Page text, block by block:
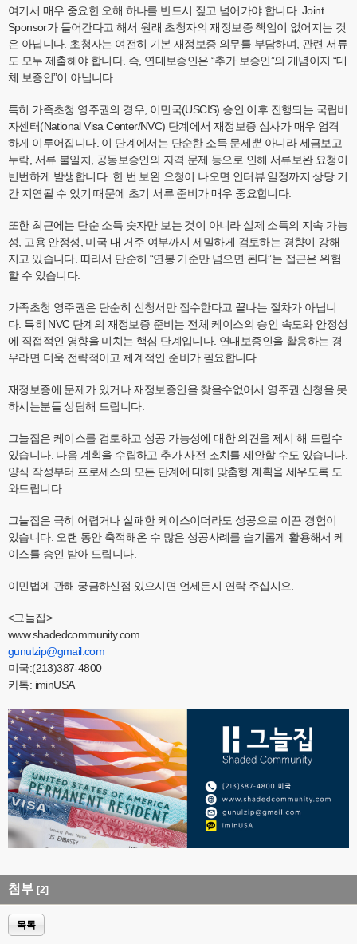
여기서 매우 중요한 오해 하나를 반드시 짚고 넘어가야 합니다. Joint
Sponsor가 들어간다고 해서 원래 초청자의 재정보증 책임이 없어지는 것
은 아닙니다. 초청자는 여전히 기본 재정보증 의무를 부담하며, 관련 서류
도 모두 제출해야 합니다. 즉, 연대보증인은 “추가 보증인”의 개념이지 “대
체 보증인”이 아닙니다.
특히 가족초청 영주권의 경우, 이민국(USCIS) 승인 이후 진행되는 국립비
자센터(National Visa Center/NVC) 단계에서 재정보증 심사가 매우 엄격
하게 이루어집니다. 이 단계에서는 단순한 소득 문제뿐 아니라 세금보고
누락, 서류 불일치, 공동보증인의 자격 문제 등으로 인해 서류보완 요청이
빈번하게 발생합니다. 한 번 보완 요청이 나오면 인터뷰 일정까지 상당 기
간 지연될 수 있기 때문에 초기 서류 준비가 매우 중요합니다.
또한 최근에는 단순 소득 숫자만 보는 것이 아니라 실제 소득의 지속 가능
성, 고용 안정성, 미국 내 거주 여부까지 세밀하게 검토하는 경향이 강해
지고 있습니다. 따라서 단순히 “연봉 기준만 넘으면 된다”는 접근은 위험
할 수 있습니다.
가족초청 영주권은 단순히 신청서만 접수한다고 끝나는 절차가 아닙니
다. 특히 NVC 단계의 재정보증 준비는 전체 케이스의 승인 속도와 안정성
에 직접적인 영향을 미치는 핵심 단계입니다. 연대보증인을 활용하는 경
우라면 더욱 전략적이고 체계적인 준비가 필요합니다.
재정보증에 문제가 있거나 재정보증인을 찾을수없어서 영주권 신청을 못
하시는분들 상담해 드립니다.
그늘집은 케이스를 검토하고 성공 가능성에 대한 의견을 제시 해 드릴수
있습니다. 다음 계획을 수립하고 추가 사전 조치를 제안할 수도 있습니다.
양식 작성부터 프로세스의 모든 단계에 대해 맞춤형 계획을 세우도록 도
와드립니다.
그늘집은 극히 어렵거나 실패한 케이스이더라도 성공으로 이끈 경험이
있습니다. 오랜 동안 축적해온 수 많은 성공사례를 슬기롭게 활용해서 케
이스를 승인 받아 드립니다.
이민법에 관해 궁금하신점 있으시면 언제든지 연락 주십시요.
<그늘집>
www.shadedcommunity.com
gunulzip@gmail.com
미국:(213)387-4800
카톡: iminUSA
첨부 [2]
목록